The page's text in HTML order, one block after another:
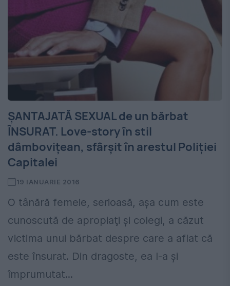
ŞANTAJATĂ SEXUAL de un bărbat
ÎNSURAT. Love-story în stil
dâmboviţean, sfârşit în arestul Poliţiei
Capitalei
19 IANUARIE 2016
O tânără femeie, serioasă, aşa cum este
cunoscută de apropiaţi şi colegi, a căzut
victima unui bărbat despre care a aflat că
este însurat. Din dragoste, ea l-a şi
împrumutat...